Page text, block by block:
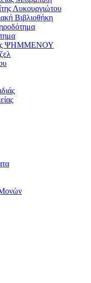
Λυκουργιώτου
Βιβλιοθήκη
ΨΗΜΜΕΝΟΥ
Μονών